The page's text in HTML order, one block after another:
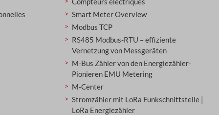
Smart Meter Overview
Modbus TCP
RS485 Modbus-RTU – effiziente
Vernetzung von Messgeräten
M-Bus Zähler von den Energiezähler-
Pionieren EMU Metering
M-Center
Stromzähler mit LoRa Funkschnittstelle |
LoRa Energiezähler